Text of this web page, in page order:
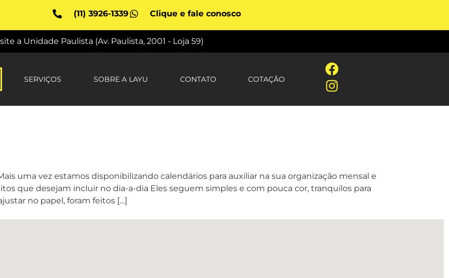
(11) 3926-1339 Clique e fale conosco
a Unidade Paulista (Av. Paulista, 2001 - Loja 59)
SERVIÇOS SOBRE A LAYU CONTATO COTAÇÃO
uma vez estamos disponibilizando calendários para auxiliar na sua organização mensal e
que desejam incluir no dia-a-dia Eles seguem simples e com pouca cor, tranquilos para
no papel, foram feitos […]